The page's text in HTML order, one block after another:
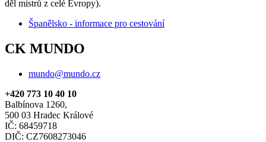
děl mistrů z celé Evropy).
Španělsko - informace pro cestování
CK MUNDO
mundo@mundo.cz
+420 773 10 40 10
Balbínova 1260,
500 03 Hradec Králové
IČ: 68459718
DIČ: CZ7608273046